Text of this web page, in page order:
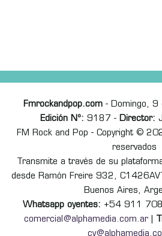
Fmrockandpop.com- Domingo, 9
Edición Nº: 9187 - Director:
FM Rock and Pop - Copyright ©
reservados
Transmite a través de su
desde Ramón Freire 932,
Buenos Aires,
Whatsapp oyentes: +54 911
comercial@alphamedia.com.ar